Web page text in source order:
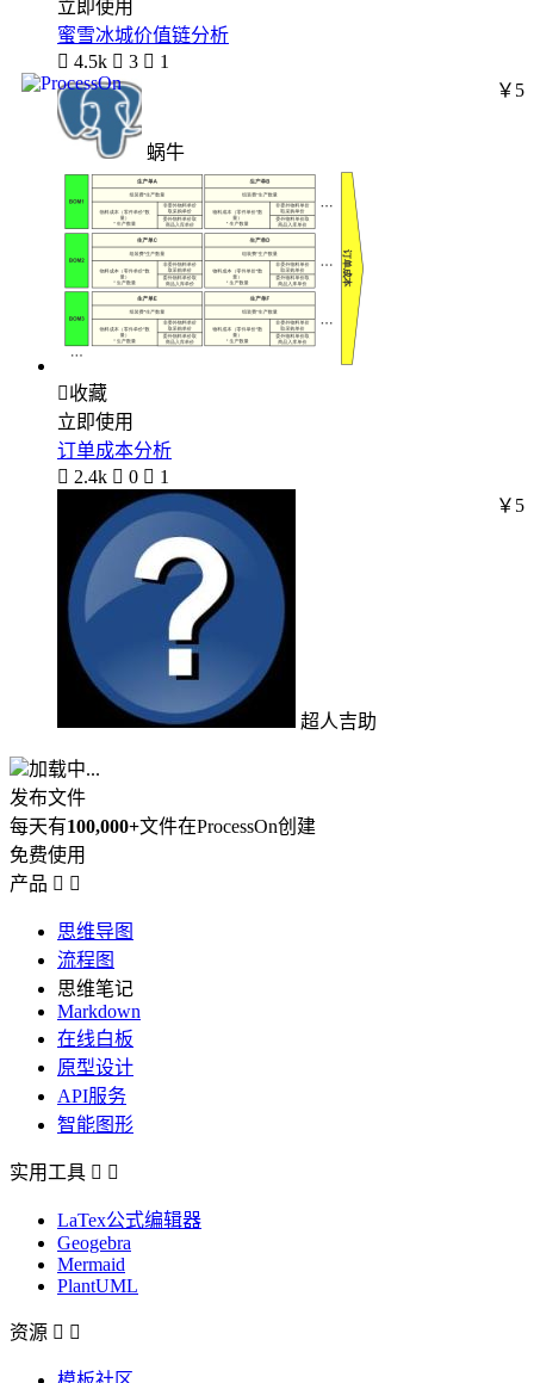
立即使用
蜜雪冰城价值链分析
 4.5k  3  1
蜗牛
￥5
收藏
立即使用
订单成本分析
 2.4k  0  1
超人吉助
￥5
加载中...
发布文件
每天有100,000+文件在ProcessOn创建
免费使用
产品  
思维导图
流程图
思维笔记
Markdown
在线白板
原型设计
API服务
智能图形
实用工具  
LaTex公式编辑器
Geogebra
Mermaid
PlantUML
资源  